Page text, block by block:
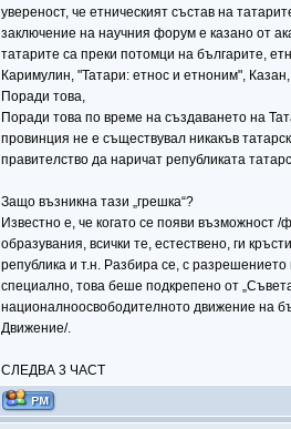
увереност, че етническият състав на
заключение на научния форум е казано от
татарите са преки потомци на българите,
Каримулин, "Татари: етнос и етноним",
Поради това,
Поради това по време на създаването на
провинция не е съществувал никакъв
правителство да наричат републиката
Защо възникна тази „грешка“?
Известно е, че когато се появи възможност
образувания, всички те, естествено, ги
република и т.н. Разбира се, с
специално, това беше подкрепено от
националноосвободителното движение на
Движение/.
СЛЕДВА 3 ЧАСТ